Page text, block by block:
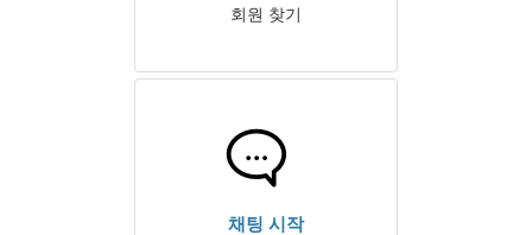
회원 찾기
채팅 시작